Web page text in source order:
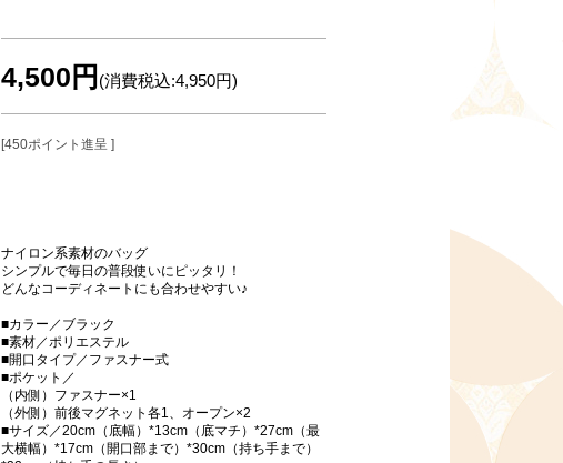
ナイロン系素材のバッグ
シンプルで毎日の普段使いにピッタリ！
どんなコーディネートにも合わせやすい♪
■カラー／ブラック
■素材／ポリエステル
■開口タイプ／ファスナー式
■ポケット／
（内側）ファスナー×1
（外側）前後マグネット各1、オープン×2
■サイズ／20cm（底幅）*13cm（底マチ）*27cm（最
大横幅）*17cm（開口部まで）*30cm（持ち手まで）
4,500円 (消費税込:4,950円)
[450ポイント進呈 ]